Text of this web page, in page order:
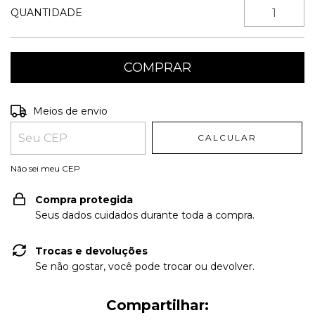
QUANTIDADE
Entregas para o CEP:
Meios de envio
CALCULAR
Não sei meu CEP
Compra protegida
Seus dados cuidados durante toda a compra.
Trocas e devoluções
Se não gostar, você pode trocar ou devolver.
Compartilhar: